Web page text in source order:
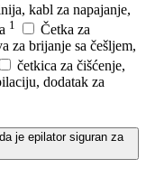
kabl za napajanje,
1
Četka za
za brijanje sa češljem,
četkica za čišćenje,
dodatak za
je epilator siguran za